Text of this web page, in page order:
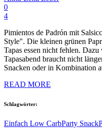
0
4
Pimientos de Padrón mit
Style". Die kleinen grünen
Tapas essen nicht fehlen.
Tapasabend braucht nicht
Snacken oder in Kombination
READ MORE
Schlagwörter:
Einfach Low CarbParty Snack